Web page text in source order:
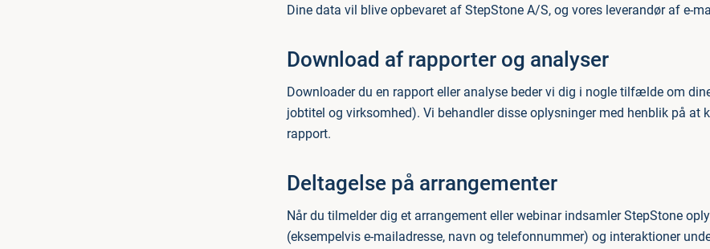
Dine data vil blive opbevaret af StepStone A/S, og vores leverandør af e-
Download af rapporter og analyser
Downloader du en rapport eller analyse beder vi dig i nogle tilfælde om
jobtitel og virksomhed). Vi behandler disse oplysninger med henblik på
rapport.
Deltagelse på arrangementer
Når du tilmelder dig et arrangement eller webinar indsamler StepStone
(eksempelvis e-mailadresse, navn og telefonnummer) og interaktioner